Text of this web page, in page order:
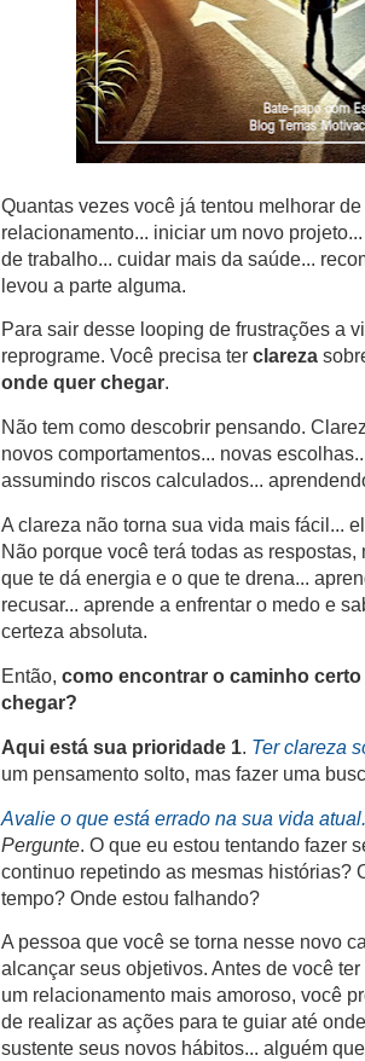
Quantas vezes você já tentou melhorar
relacionamento... iniciar um novo
de trabalho... cuidar mais da saúde...
levou a parte alguma.
Para sair desse looping de frustrações a
reprograme. Você precisa ter clareza
onde quer chegar.
Não tem como descobrir pensando.
novos comportamentos... novas
assumindo riscos calculados...
A clareza não torna sua vida mais fácil...
Não porque você terá todas as
que te dá energia e o que te drena...
recusar... aprende a enfrentar o medo e
certeza absoluta.
Então, como encontrar o caminho
chegar?
Aqui está sua prioridade 1. Ter clareza
um pensamento solto, mas fazer uma
Avalie o que está errado na sua vida atual.
Pergunte. O que eu estou tentando fazer
continuo repetindo as mesmas histórias?
tempo? Onde estou falhando?
A pessoa que você se torna nesse novo
alcançar seus objetivos. Antes de você
um relacionamento mais amoroso, você
de realizar as ações para te guiar até
sustente seus novos hábitos... alguém